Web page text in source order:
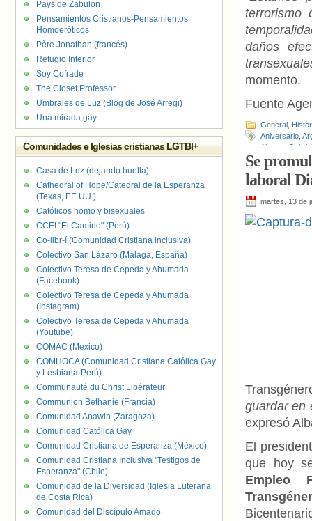
terrorismo
daños
momento.
Fuente
General
Aniversario
Alcorta
Argentina,
Se
laboral
martes, 13 de
guardar en
expresó
El
que hoy
Empleo
Pays de Zabulon
Pensamientos Cristianos-Pensamientos
Homoeróticos
Père Jonathan (francés)
Refugio Interior
Soy Cofrade
The Closet Professor
Umbrales de Luz (Blog de José Arregi)
Una mirada gay
Comunidades e Iglesias cristianas LGTBI+
Casa de Luz (dejando huella)
Cathedral of Hope/Catedral de la Esperanza
(Texas, EE.UU.)
Católicos homo y bisexuales
CCEI "El Camino" (Perú)
Co-libr-í (Comunidad Cristiana inclusiva)
Colectivo San Lázaro (Málaga, España)
Colectivo Teresa de Cepeda y Ahumada
(Facebook)
Colectivo Teresa de Cepeda y Ahumada
(Instagram)
Colectivo Teresa de Cepeda y Ahumada
(Youtube)
COMAC (Mexico)
COMHOCA (Comunidad Cristiana Católica Gay
y Lesbiana-Perú)
Communauté du Christ Libérateur
Communion Béthanie (Francia)
Comunidad Anawin (Zaragoza)
Comunidad Católica Gay
Comunidad Cristiana de Esperanza (México)
Comunidad Cristiana Inclusiva "Testigos de
Esperanza" (Chile)
Comunidad de la Diversidad (Iglesia Luterana
de Costa Rica)
Comunidad del Discípulo Amado